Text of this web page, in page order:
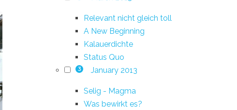
Relevant nicht gleich toll
A New Beginning
Kalauerdichte
Status Quo
3 January 2013
Selig - Magma
Was bewirkt es?